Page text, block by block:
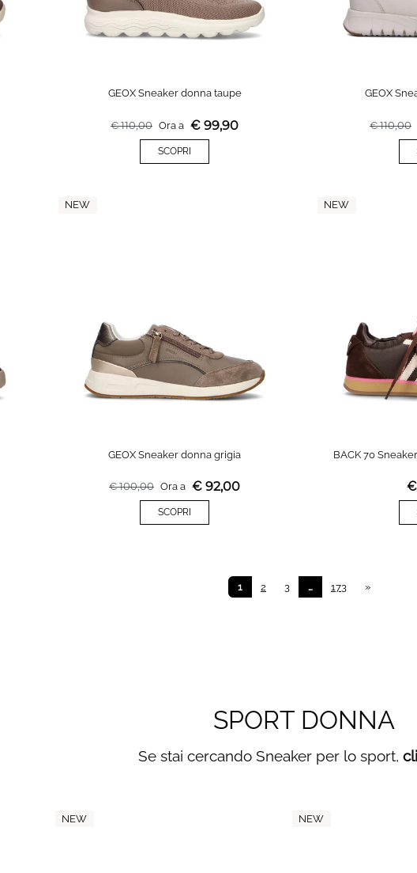
GEOX Sneaker donna taupe
€110,00 Ora a € 99,90
SCOPRI
GEOX
€110,00
NEW
GEOX Sneaker donna grigia
€100,00 Ora a € 92,00
SCOPRI
NEW
BACK 70
€
1 2 3 … 173 »
SPORT DONNA
Se stai cercando Sneaker per lo sport,
NEW NEW